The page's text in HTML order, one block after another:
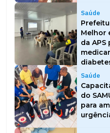
Saúde
Melhor
da
Saúde
do
para